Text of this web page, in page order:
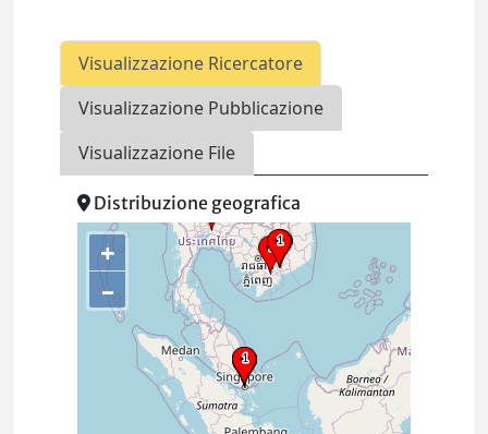
Visualizzazione Ricercatore
Visualizzazione Pubblicazione
Visualizzazione File
Distribuzione geografica
+
–